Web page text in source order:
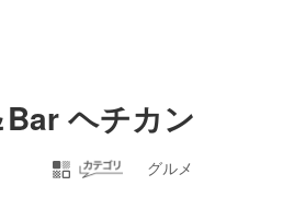
ヘチカン
グルメ